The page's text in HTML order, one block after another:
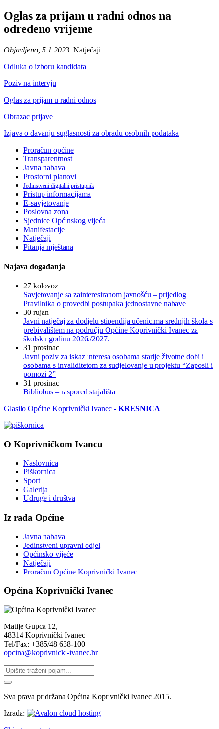
Oglas za prijam u radni odnos na
određeno vrijeme
Objavljeno, 5.1.2023. Natječaji
Odluka o izboru kandidata
Poziv na intervju
Oglas za prijam u radni odnos
Obrazac prijave
Izjava o davanju suglasnosti za obradu osobnih podataka
Proračun općine
Transparentnost
Javna nabava
Prostorni planovi
Jedinstveni digitalni pristupnik
Pristup informacijama
E-savjetovanje
Poslovna zona
Sjednice Općinskog vijeća
Manifestacije
Natječaji
Pitanja mještana
Najava događanja
27 kolovoz
Savjetovanje sa zainteresiranom javnošću – prijedlog
Pravilnika o provedbi postupaka jednostavne nabave
30 rujan
Javni natječaj za dodjelu stipendija učenicima srednjih škola s
prebivalištem na području Općine Koprivnički Ivanec za
školsku godinu 2026./2027.
31 prosinac
Javni poziv za iskaz interesa osobama starije životne dobi i
osobama s invaliditetom za sudjelovanje u projektu “Zaposli i
pomozi 2”
31 prosinac
Bibliobus – raspored stajališta
Glasilo Općine Koprivnički Ivanec - KRESNICA
O Koprivničkom Ivancu
Naslovnica
Piškornica
Sport
Galerija
Udruge i društva
Iz rada Općine
Javna nabava
Jedinstveni upravni odjel
Općinsko vijeće
Natječaji
Proračun Općine Koprivnički Ivanec
Općina Koprivnički Ivanec
Matije Gupca 12,
48314 Koprivnički Ivanec
Tel/Fax: +385/48 638-100
opcina@koprivnicki-ivanec.hr
Sva prava pridržana Općina Koprivnički Ivanec 2015.
Izrada: